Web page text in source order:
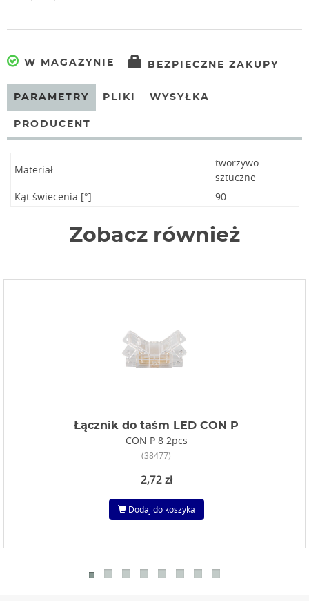
W MAGAZYNIE BEZPIECZNE ZAKUPY
PARAMETRY PLIKI WYSYŁKA
PRODUCENT
Materiał
tworzywo
sztuczne
Kąt świecenia [°]
90
Zobacz również
Łącznik do taśm LED CON P
CON P 8 2pcs
(38477)
2,72 zł
Dodaj do koszyka